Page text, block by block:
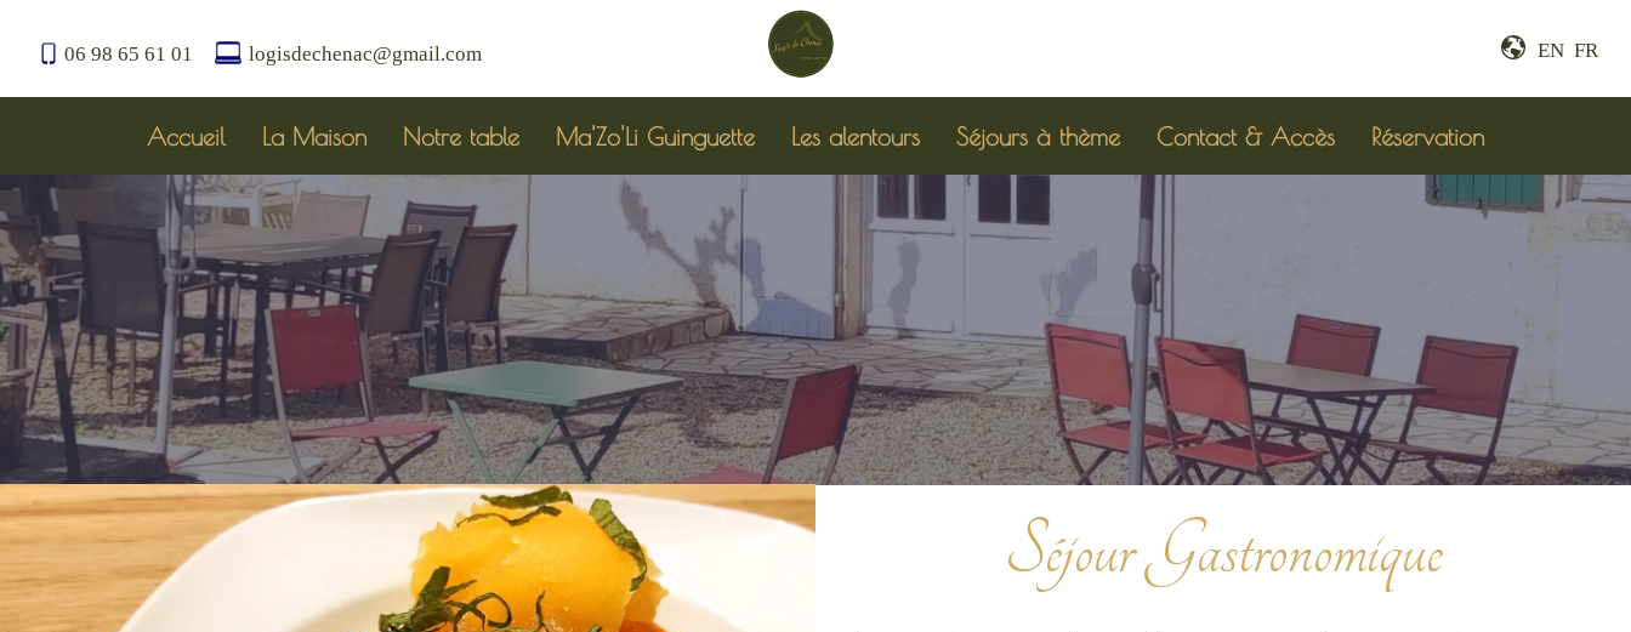
06 98 65 61 01 logisdechenac@gmail.com EN FR
Accueil La Maison Notre table Ma'Zo'Li Guinguette Les alentours Séjours à thème Contact & Accès Réservation
Séjour Gastronomique